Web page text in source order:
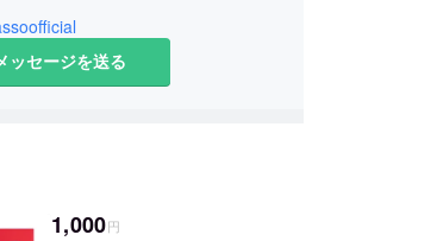
軸としたコミュニティーを築き、
ーツ文化の創造に貢献します。
ッセージを送る
1,000円